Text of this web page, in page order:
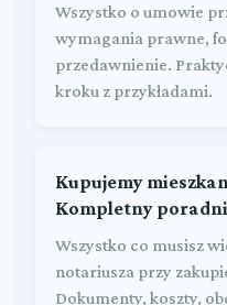
Wszystko o umowie
wymagania prawne,
przedawnienie.
kroku z przykładami.
Kupujemy
Kompletny
Wszystko co musisz
notariusza przy
Dokumenty, koszty,